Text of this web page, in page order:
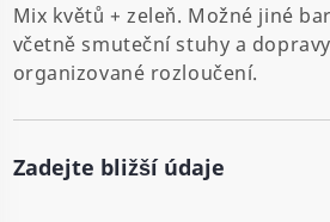
Mix květů + zeleň. Možné jiné
včetně smuteční stuhy a
organizované rozloučení.
Zadejte bližší údaje